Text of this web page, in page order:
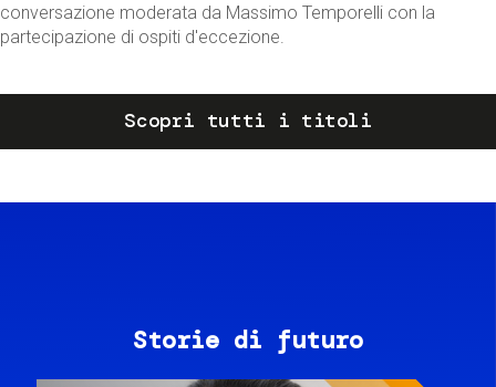
conversazione moderata da Massimo Temporelli con la
partecipazione di ospiti d'eccezione.
Scopri tutti i titoli
Storie di futuro